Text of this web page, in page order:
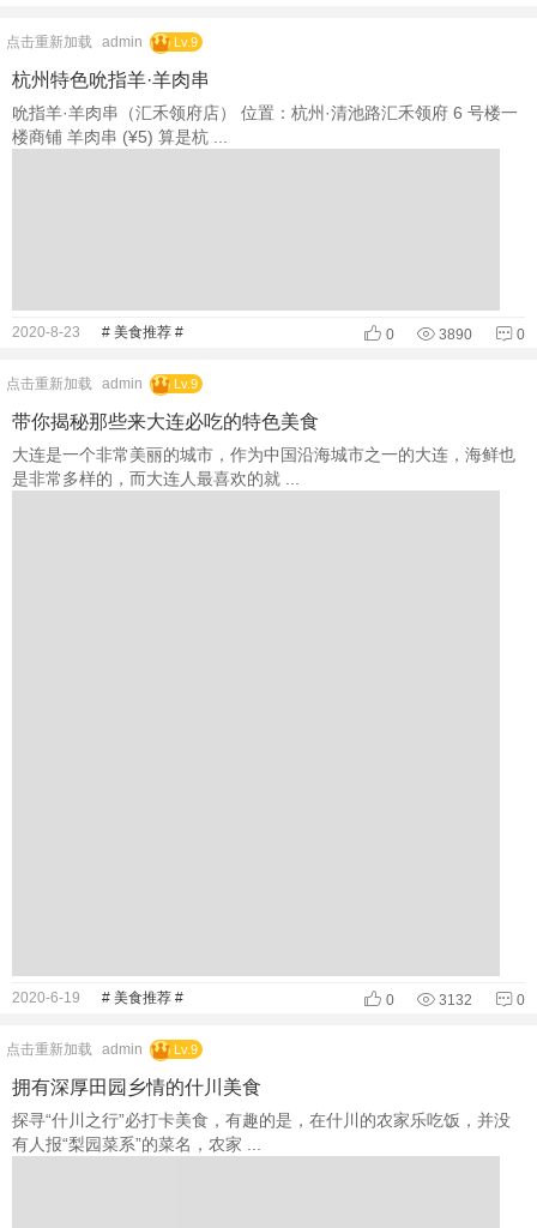
点击重新加载 admin Lv.9
杭州特色吮指羊·羊肉串
吮指羊·羊肉串（汇禾领府店） 位置：杭州·清池路汇禾领府 6 号楼一
楼商铺 羊肉串 (¥5) 算是杭 ...
2020-8-23 # 美食推荐 # 0 3890 0
点击重新加载 admin Lv.9
带你揭秘那些来大连必吃的特色美食
大连是一个非常美丽的城市，作为中国沿海城市之一的大连，海鲜也
是非常多样的，而大连人最喜欢的就 ...
2020-6-19 # 美食推荐 # 0 3132 0
点击重新加载 admin Lv.9
拥有深厚田园乡情的什川美食
探寻“什川之行”必打卡美食，有趣的是，在什川的农家乐吃饭，并没
有人报“梨园菜系”的菜名，农家 ...